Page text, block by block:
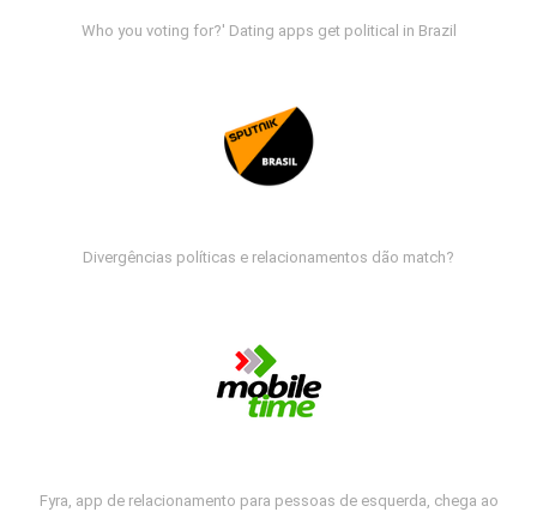
Who you voting for?' Dating apps get political in Brazil
Divergências políticas e relacionamentos dão match?
Fyra, app de relacionamento para pessoas de esquerda, chega ao